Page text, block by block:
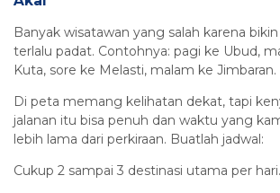
Banyak wisatawan yang salah karena
terlalu padat. Contohnya: pagi ke Ubud,
Kuta, sore ke Melasti, malam ke Jimbaran.
Di peta memang kelihatan dekat, tapi
jalanan itu bisa penuh dan waktu yang
lebih lama dari perkiraan. Buatlah jadwal:
Cukup 2 sampai 3 destinasi utama per hari.